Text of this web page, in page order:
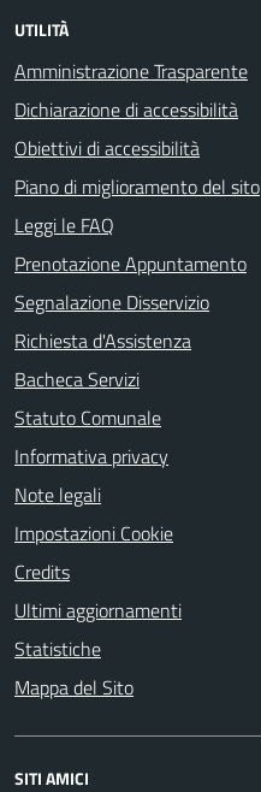
UTILITÀ
Amministrazione Trasparente
Dichiarazione di accessibilità
Obiettivi di accessibilità
Piano di miglioramento del sito
Leggi le FAQ
Prenotazione Appuntamento
Segnalazione Disservizio
Richiesta d'Assistenza
Bacheca Servizi
Statuto Comunale
Informativa privacy
Note legali
Impostazioni Cookie
Credits
Ultimi aggiornamenti
Statistiche
Mappa del Sito
SITI AMICI